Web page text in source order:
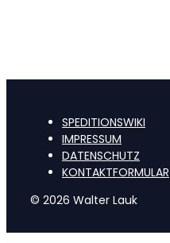
SPEDITIONSWIKI
IMPRESSUM
DATENSCHUTZ
KONTAKTFORMULAR
© 2026 Walter Lauk